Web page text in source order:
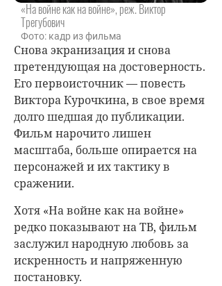
«На войне как на войне», реж. Виктор
Трегубович
Фото: кадр из фильма
Снова экранизация и снова
претендующая на достоверность.
Его первоисточник — повесть
Виктора Курочкина, в свое время
долго шедшая до публикации.
Фильм нарочито лишен
масштаба, больше опирается на
персонажей и их тактику в
сражении.
Хотя «На войне как на войне»
редко показывают на ТВ, фильм
заслужил народную любовь за
искренность и напряженную
постановку.